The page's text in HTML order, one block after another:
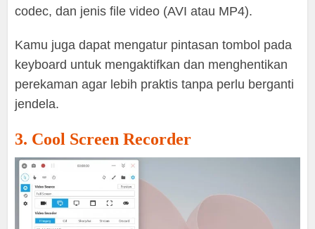
codec, dan jenis file video (AVI atau MP4).
Kamu juga dapat mengatur pintasan tombol pada
keyboard untuk mengaktifkan dan menghentikan
perekaman agar lebih praktis tanpa perlu berganti
jendela.
3. Cool Screen Recorder